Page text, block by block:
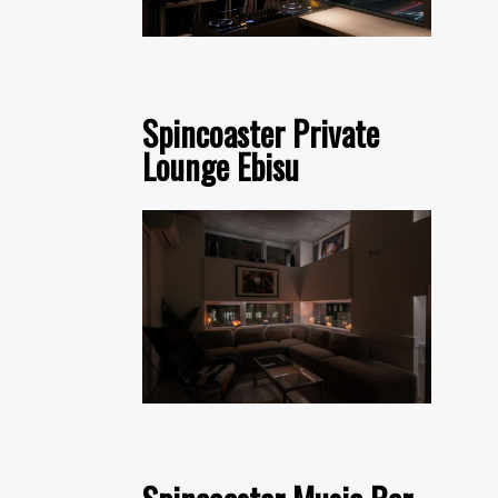
Spincoaster Private
Lounge Ebisu